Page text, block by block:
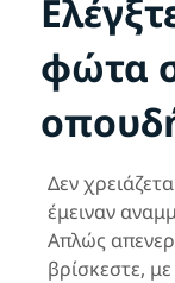
φώτα
Δεν
έμειναν
Απλώς
βρίσκεστε,